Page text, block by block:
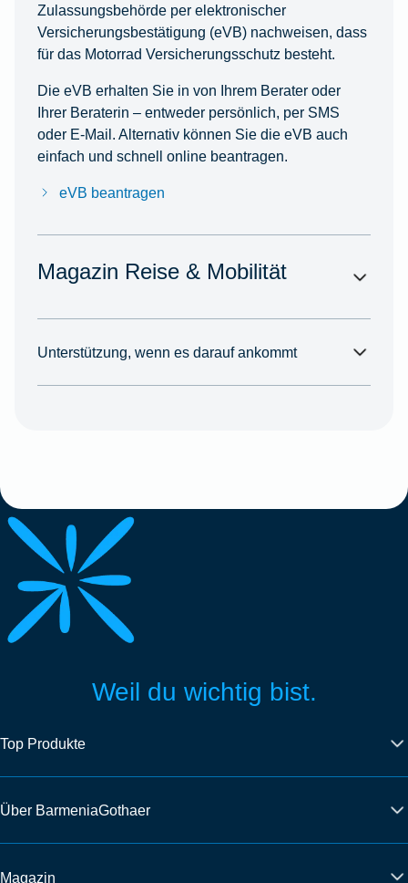
Zulassungsbehörde per elektronischer
Versicherungsbestätigung (eVB) nachweisen, dass
für das Motorrad Versicherungsschutz besteht.
Die eVB erhalten Sie in von Ihrem Berater oder
Ihrer Beraterin – entweder persönlich, per SMS
oder E-Mail. Alternativ können Sie die eVB auch
einfach und schnell online beantragen.
eVB beantragen
Magazin Reise & Mobilität
Unterstützung, wenn es darauf ankommt
Weil du wichtig bist.
Top Produkte
Über BarmeniaGothaer
Magazin